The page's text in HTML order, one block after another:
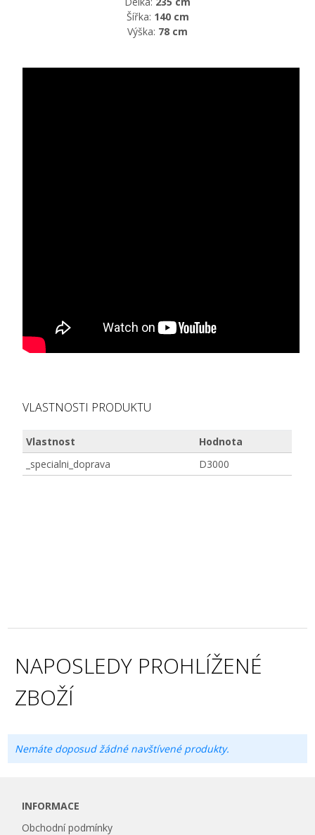
Šířka: 140 cm
Výška: 78 cm
VLASTNOSTI PRODUKTU
Vlastnost
Hodnota
_specialni_doprava
D3000
NAPOSLEDY PROHLÍŽENÉ
ZBOŽÍ
Nemáte doposud žádné navštívené produkty.
INFORMACE
Obchodní podmínky